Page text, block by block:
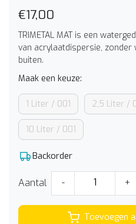
€17,00
TRIMETAL MAT is een
van acrylaatdispersie, zonder
buiten.
Maak een keuze:
1 Liter / 001 2,5 Liter /
10 Liter / 001
Backorder
Aantal - +
Toevoegen